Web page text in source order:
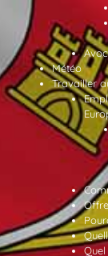
Météo
Travailler